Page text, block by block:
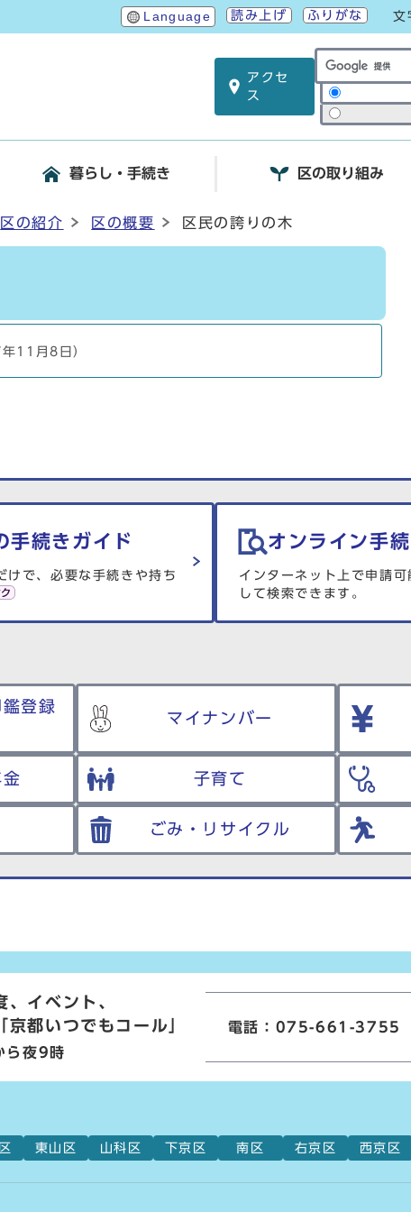
Language 読み上げ ふりがな 文
アクセ
ス
サイト内検索
暮らし・手続き 区の取り組み
区の紹介 区の概要 区民の誇りの木
11月8日）
手続きガイド
けで、必要な手続きや持ち
オンライン手
インターネット上で申請
して検索できます。
登録
マイナンバー
子育て
ごみ・リサイクル
、イベント、
「京都いつでもコール」
夜9時
電話：075-661-3755
東山区 山科区 下京区 南区 右京区 西京区